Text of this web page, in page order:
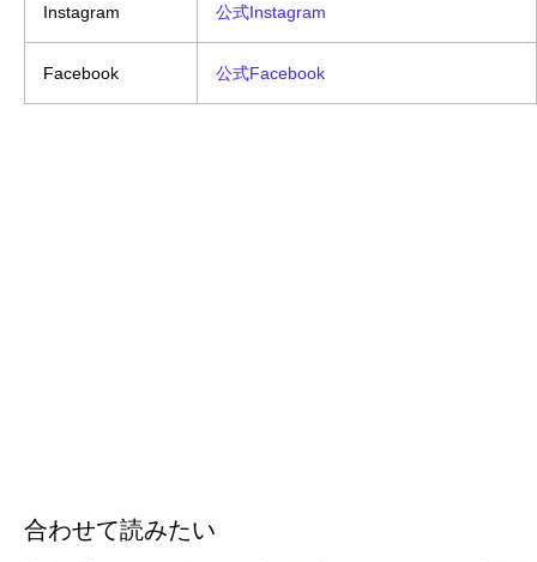
Instagram 公式Instagram
Facebook 公式Facebook
合わせて読みたい